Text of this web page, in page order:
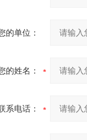
的单位：
的姓名：
系电话：